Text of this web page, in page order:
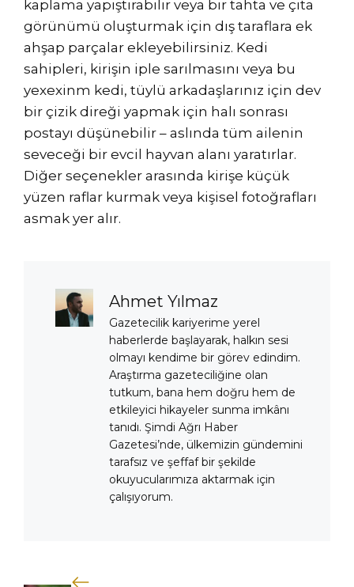
kaplama yapıştırabilir veya bir tahta ve çıta
görünümü oluşturmak için dış taraflara ek
ahşap parçalar ekleyebilirsiniz. Kedi
sahipleri, kirişin iple sarılmasını veya bu
yexexinm kedi, tüylü arkadaşlarınız için dev
bir çizik direği yapmak için halı sonrası
postayı düşünebilir – aslında tüm ailenin
seveceği bir evcil hayvan alanı yaratırlar.
Diğer seçenekler arasında kirişe küçük
yüzen raflar kurmak veya kişisel fotoğrafları
asmak yer alır.
Ahmet Yılmaz
Gazetecilik kariyerime yerel
haberlerde başlayarak, halkın sesi
olmayı kendime bir görev edindim.
Araştırma gazeteciliğine olan
tutkum, bana hem doğru hem de
etkileyici hikayeler sunma imkânı
tanıdı. Şimdi Ağrı Haber
Gazetesi’nde, ülkemizin gündemini
tarafsız ve şeffaf bir şekilde
okuyucularımıza aktarmak için
çalışıyorum.